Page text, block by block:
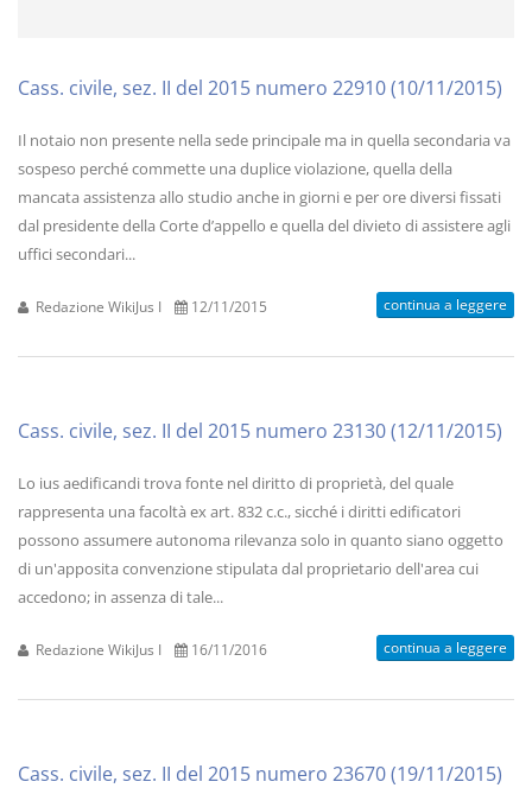
Cass. civile, sez. II del 2015 numero 22910 (10/11/2015)
Il notaio non presente nella sede principale ma in quella secondaria va
sospeso perché commette una duplice violazione, quella della
mancata assistenza allo studio anche in giorni e per ore diversi fissati
dal presidente della Corte d’appello e quella del divieto di assistere agli
uffici secondari...
Redazione WikiJus I 12/11/2015 continua a leggere
Cass. civile, sez. II del 2015 numero 23130 (12/11/2015)
Lo ius aedificandi trova fonte nel diritto di proprietà, del quale
rappresenta una facoltà ex art. 832 c.c., sicché i diritti edificatori
possono assumere autonoma rilevanza solo in quanto siano oggetto
di un'apposita convenzione stipulata dal proprietario dell'area cui
accedono; in assenza di tale...
Redazione WikiJus I 16/11/2016 continua a leggere
Cass. civile, sez. II del 2015 numero 23670 (19/11/2015)